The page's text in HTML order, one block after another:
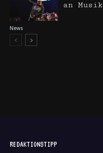
News
an Musik
REDAKTIONSTIPP